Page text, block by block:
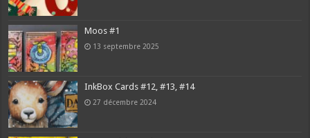
Moos #1
13 septembre 2025
InkBox Cards #12, #13, #14
27 décembre 2024